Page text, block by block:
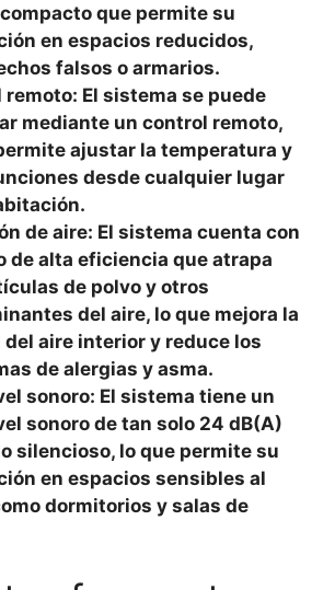
que permite su
en espacios reducidos,
falsos o armarios.
remoto: El sistema se puede
mediante un control remoto,
ajustar la temperatura y
desde cualquier lugar
de aire: El sistema cuenta con
de alta eficiencia que atrapa
de polvo y otros
del aire, lo que mejora la
aire interior y reduce los
de alergias y asma.
sonoro: El sistema tiene un
sonoro de tan solo 24 dB(A)
silencioso, lo que permite su
en espacios sensibles al
dormitorios y salas de